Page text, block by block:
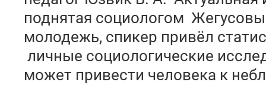
поднятая социологом
молодежь, спикер привёл
личные социологические
может привести человека к